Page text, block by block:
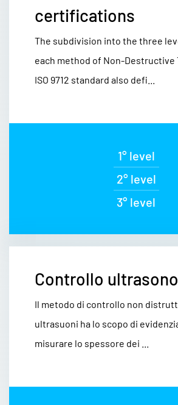
certifications
The subdivision into the three
each method of Non-Destructive
ISO 9712 standard also defi...
1° level
2° level
3° level
Controllo
Il metodo di controllo non
ultrasuoni ha lo scopo di
misurare lo spessore dei ...